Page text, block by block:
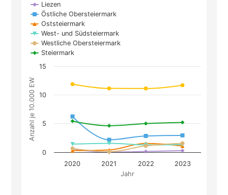
Line chart with 7 lines.
The chart has 1 X axis displaying Jahr.
The chart has 1 Y axis displaying Anzahl je
Jahr
Anzahl je 10.000 EW
Liezen
Östliche Obersteiermark
Oststeiermark
West- und Südsteiermark
Westliche Obersteiermark
Steiermark
2020 2021 2022 2023
0
5
10
15